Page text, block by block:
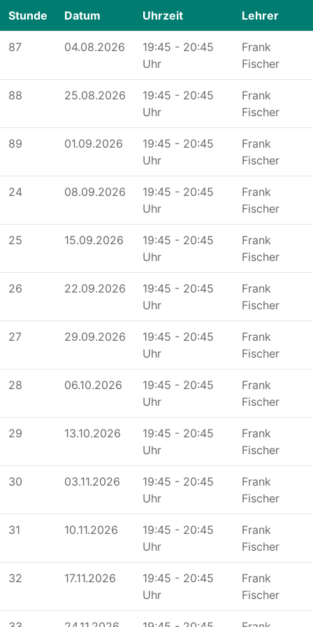
Stunde Datum Uhrzeit Lehrer
87 04.08.2026
19:45 - 20:45
Uhr
Frank
Fischer
88 25.08.2026
19:45 - 20:45
Uhr
Frank
Fischer
89 01.09.2026
19:45 - 20:45
Uhr
Frank
Fischer
24 08.09.2026
19:45 - 20:45
Uhr
Frank
Fischer
25 15.09.2026
19:45 - 20:45
Uhr
Frank
Fischer
26 22.09.2026
19:45 - 20:45
Uhr
Frank
Fischer
27 29.09.2026
19:45 - 20:45
Uhr
Frank
Fischer
28 06.10.2026
19:45 - 20:45
Uhr
Frank
Fischer
29 13.10.2026
19:45 - 20:45
Uhr
Frank
Fischer
30 03.11.2026
19:45 - 20:45
Uhr
Frank
Fischer
31 10.11.2026
19:45 - 20:45
Uhr
Frank
Fischer
32 17.11.2026
19:45 - 20:45
Uhr
Frank
Fischer